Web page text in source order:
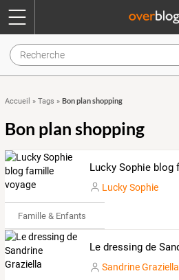
Accueil » Tags » Bon plan shopping
Bon plan shopping
Lucky Sophie
Famille & Enfants
Sandrine Graziella